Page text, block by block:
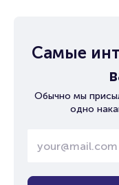
Самые
Обычно мы
одно